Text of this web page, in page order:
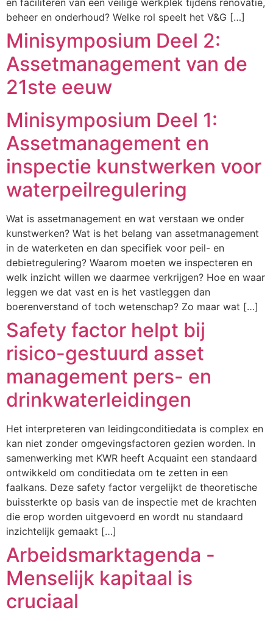
en faciliteren van een veilige werkplek tijdens renovatie,
beheer en onderhoud? Welke rol speelt het V&G […]
Minisymposium Deel 2:
Assetmanagement van de
21ste eeuw
Minisymposium Deel 1:
Assetmanagement en
inspectie kunstwerken voor
waterpeilregulering
Wat is assetmanagement en wat verstaan we onder
kunstwerken? Wat is het belang van assetmanagement
in de waterketen en dan specifiek voor peil- en
debietregulering? Waarom moeten we inspecteren en
welk inzicht willen we daarmee verkrijgen? Hoe en waar
leggen we dat vast en is het vastleggen dan
boerenverstand of toch wetenschap? Zo maar wat […]
Safety factor helpt bij
risico-gestuurd asset
management pers- en
drinkwaterleidingen
Het interpreteren van leidingconditiedata is complex en
kan niet zonder omgevingsfactoren gezien worden. In
samenwerking met KWR heeft Acquaint een standaard
ontwikkeld om conditiedata om te zetten in een
faalkans. Deze safety factor vergelijkt de theoretische
buissterkte op basis van de inspectie met de krachten
die erop worden uitgevoerd en wordt nu standaard
inzichtelijk gemaakt […]
Arbeidsmarktagenda -
Menselijk kapitaal is
cruciaal